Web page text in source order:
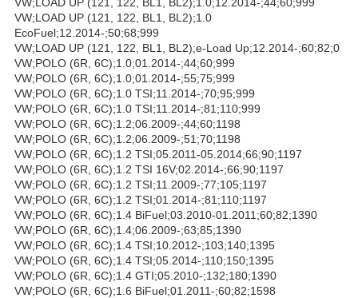
VW;LOAD UP (121, 122, BL1, BL2);1.0
EcoFuel;12.2014-;50;68;999
VW;LOAD UP (121, 122, BL1, BL2);e-Load Up;12.2014-;60;82;0
VW;POLO (6R, 6C);1.0;01.2014-;44;60;999
VW;POLO (6R, 6C);1.0;01.2014-;55;75;999
VW;POLO (6R, 6C);1.0 TSI;11.2014-;70;95;999
VW;POLO (6R, 6C);1.0 TSI;11.2014-;81;110;999
VW;POLO (6R, 6C);1.2;06.2009-;44;60;1198
VW;POLO (6R, 6C);1.2;06.2009-;51;70;1198
VW;POLO (6R, 6C);1.2 TSI;05.2011-05.2014;66;90;1197
VW;POLO (6R, 6C);1.2 TSI 16V;02.2014-;66;90;1197
VW;POLO (6R, 6C);1.2 TSI;11.2009-;77;105;1197
VW;POLO (6R, 6C);1.2 TSI;01.2014-;81;110;1197
VW;POLO (6R, 6C);1.4 BiFuel;03.2010-01.2011;60;82;1390
VW;POLO (6R, 6C);1.4;06.2009-;63;85;1390
VW;POLO (6R, 6C);1.4 TSI;10.2012-;103;140;1395
VW;POLO (6R, 6C);1.4 TSI;05.2014-;110;150;1395
VW;POLO (6R, 6C);1.4 GTI;05.2010-;132;180;1390
VW;POLO (6R, 6C);1.6 BiFuel;01.2011-;60;82;1598